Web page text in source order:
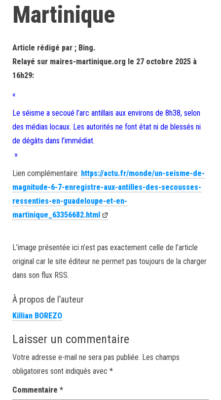
Martinique
Article rédigé par ; Bing.
Relayé sur maires-martinique.org le 27 octobre 2025 à
16h29:
«
Le séisme a secoué l’arc antillais aux environs de 8h38, selon
des médias locaux. Les autorités ne font état ni de blessés ni
de dégâts dans l’immédiat.
»
Lien complémentaire: https://actu.fr/monde/un-seisme-de-
magnitude-6-7-enregistre-aux-antilles-des-secousses-
ressenties-en-guadeloupe-et-en-
martinique_63356682.html
L’image présentée ici n’est pas exactement celle de l’article
original car le site éditeur ne permet pas toujours de la charger
dans son flux RSS.
À propos de l’auteur
Killian BOREZO
Laisser un commentaire
Votre adresse e-mail ne sera pas publiée. Les champs
obligatoires sont indiqués avec *
Commentaire *